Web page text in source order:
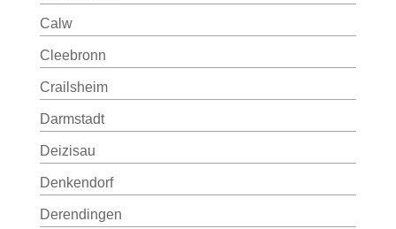
Calw
Cleebronn
Crailsheim
Darmstadt
Deizisau
Denkendorf
Derendingen